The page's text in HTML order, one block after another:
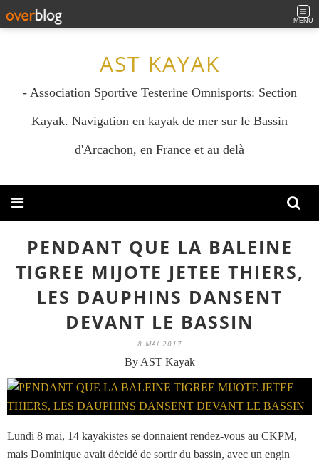
MENU
AST KAYAK
- Association Sportive Testerine Omnisports: Section
Kayak. Navigation en kayak de mer sur le Bassin
d'Arcachon, en France et au delà
PENDANT QUE LA BALEINE
TIGREE MIJOTE JETEE THIERS,
LES DAUPHINS DANSENT
DEVANT LE BASSIN
8 MAI 2017
By AST Kayak
Lundi 8 mai, 14 kayakistes se donnaient rendez-vous au CKPM,
mais Dominique avait décidé de sortir du bassin, avec un engin